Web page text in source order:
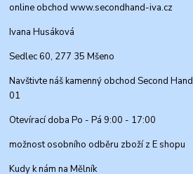
online obchod www.secondhand-iva.cz
Ivana Husáková
Sedlec 60, 277 35 Mšeno
Navštivte náš kamenný obchod Second
01
Otevírací doba Po - Pá 9:00 - 17:00
možnost osobního odběru zboží z E shopu
Kudy k nám na Mělník